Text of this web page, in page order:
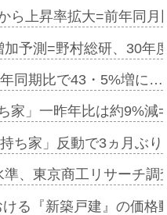
ら上昇率拡大=前年同
加予測=野村総研、30年
同期比で43・5%増に…
家」一昨年比は約9%
ち家」反動で3ヵ月ぶ
準、東京商工リサーチ
る『新築戸建』の価